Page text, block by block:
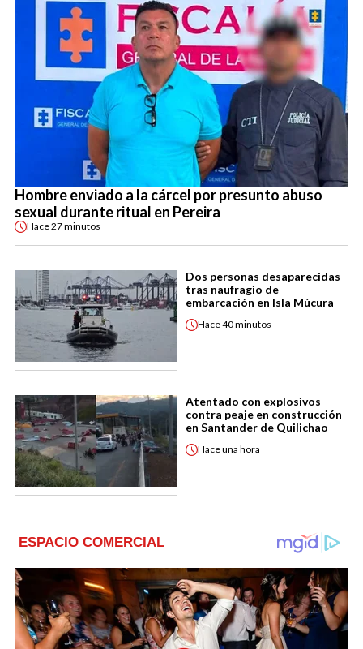
Hombre enviado a la cárcel por presunto abuso
sexual durante ritual en Pereira
Hace27 minutos
Dos personas desaparecidas
tras naufragio de
embarcación en Isla Múcura
Hace40 minutos
Atentado con explosivos
contra peaje en construcción
en Santander de Quilichao
Haceuna hora